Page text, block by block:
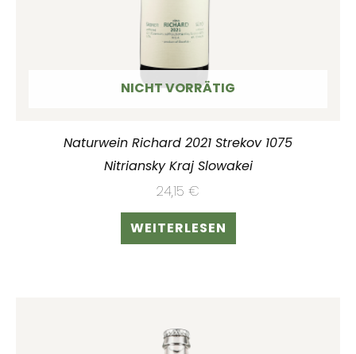
NICHT VORRÄTIG
Naturwein Richard 2021 Strekov 1075
Nitriansky Kraj Slowakei
24,15 €
WEITERLESEN